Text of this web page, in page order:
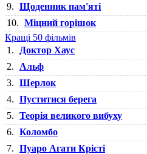
9. Щоденник пам'яті
10. Міцний горішок
Кращі 50 фільмів
1.
Доктор Хаус
2.
Альф
3. Шерлок
4. Пуститися берега
5. Теорія великого вибуху
6. Коломбо
7. Пуаро Агати Крісті